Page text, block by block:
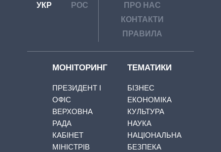
УКР РОС
ПРО НАС
КОНТАКТИ
ПРАВИЛА
МОНІТОРИНГ
ПРЕЗИДЕНТ І
ОФІС
ВЕРХОВНА
РАДА
КАБІНЕТ
МІНІСТРІВ
ТЕМАТИКИ
БІЗНЕС
ЕКОНОМІКА
КУЛЬТУРА
НАУКА
НАЦІОНАЛЬНА
БЕЗПЕКА